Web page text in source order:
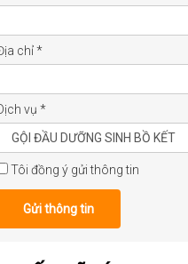
chỉ*
vụ *
Tôi đồng ý gửi thông tin
Gửi thông tin